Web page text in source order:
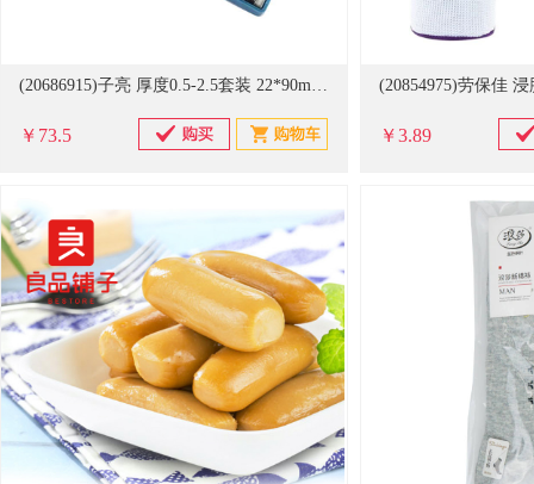
(20686915)子亮 厚度0.5-2.5套装 22*90mm 车刀垫片(单位：盒)
￥73.5 ￥3.89